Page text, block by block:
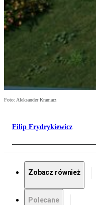
Foto: Aleksander Kramarz
Filip Frydrykiewicz
Zobacz również
Polecane